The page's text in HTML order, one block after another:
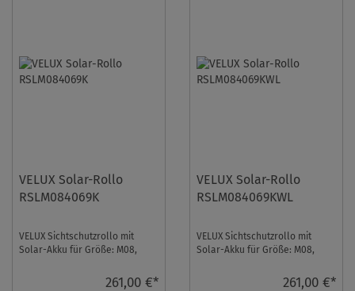
VELUX Solar-Rollo
RSLM084069K
VELUX Sichtschutzrollo mit
Solar-Akku für Größe: M08,
261,00 €*
VELUX Solar-Rollo
RSLM084069KWL
VELUX Sichtschutzrollo mit
Solar-Akku für Größe: M08,
261,00 €*